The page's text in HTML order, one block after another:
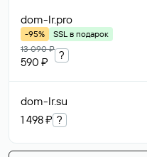
dom-lr.pro
-95%
SSL в подарок
13 090 ₽
590 ₽
?
dom-lr.su
1 498 ₽ ?